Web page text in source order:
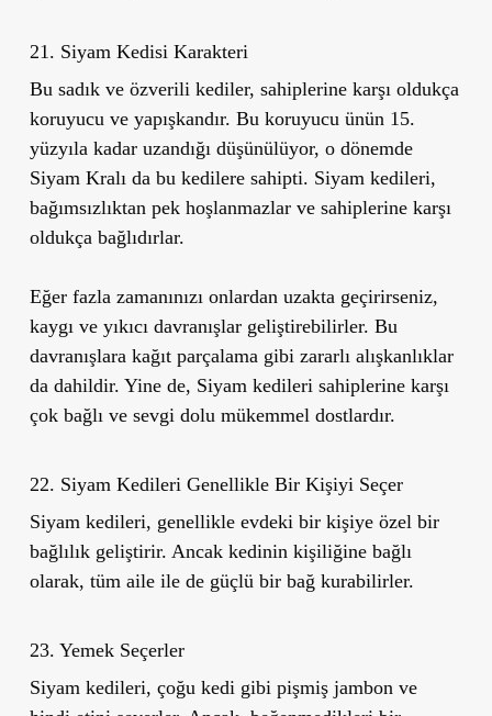
21. Siyam Kedisi Karakteri
Bu sadık ve özverili kediler, sahiplerine karşı oldukça
koruyucu ve yapışkandır. Bu koruyucu ünün 15.
yüzyıla kadar uzandığı düşünülüyor, o dönemde
Siyam Kralı da bu kedilere sahipti. Siyam kedileri,
bağımsızlıktan pek hoşlanmazlar ve sahiplerine karşı
oldukça bağlıdırlar.
Eğer fazla zamanınızı onlardan uzakta geçirirseniz,
kaygı ve yıkıcı davranışlar geliştirebilirler. Bu
davranışlara kağıt parçalama gibi zararlı alışkanlıklar
da dahildir. Yine de, Siyam kedileri sahiplerine karşı
çok bağlı ve sevgi dolu mükemmel dostlardır.
22. Siyam Kedileri Genellikle Bir Kişiyi Seçer
Siyam kedileri, genellikle evdeki bir kişiye özel bir
bağlılık geliştirir. Ancak kedinin kişiliğine bağlı
olarak, tüm aile ile de güçlü bir bağ kurabilirler.
23. Yemek Seçerler
Siyam kedileri, çoğu kedi gibi pişmiş jambon ve